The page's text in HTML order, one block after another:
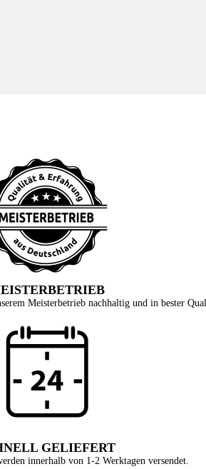
Meisterbetrieb nachhaltig und in bester
GELIEFERT
innerhalb von 1-2 Werktagen versendet.